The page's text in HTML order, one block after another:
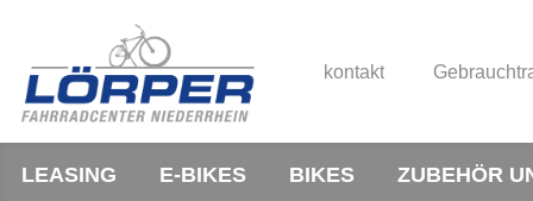
kontakt
LEASING E-BIKES BIKES ZUBEHÖR